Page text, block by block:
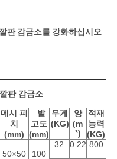
판 감금소를 강화하십시오
판 감금소
메시 피
치
(mm)
발
고도
(mm)
무게
(KG)
양
(m
³)
적재
능력
(KG)
50×50 100
32 0.22 800